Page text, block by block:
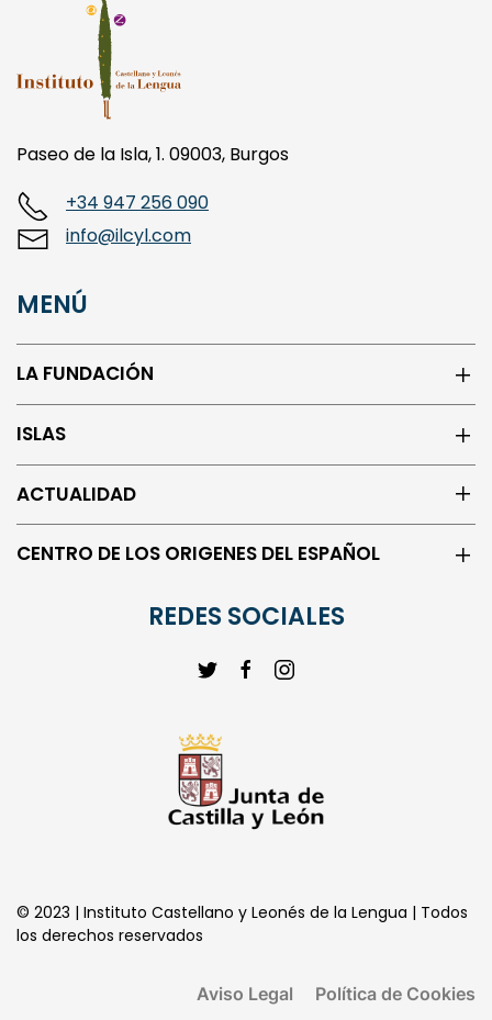
Paseo de la Isla, 1. 09003, Burgos
+34 947 256 090
info@ilcyl.com
MENÚ
LA FUNDACIÓN
ISLAS
ACTUALIDAD
CENTRO DE LOS ORIGENES DEL ESPAÑOL
REDES SOCIALES
© 2023 | Instituto Castellano y Leonés de la Lengua | Todos
los derechos reservados
Aviso Legal Política de Cookies